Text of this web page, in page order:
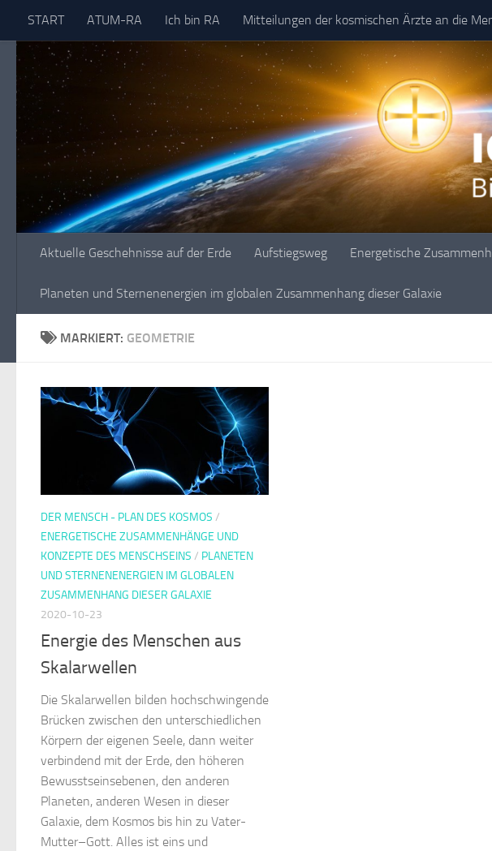
Skip to content
START ATUM-RA Ich bin RA Mitteilungen der kosmischen Ärzte an die
Aktuelle Geschehnisse auf der Erde Aufstiegsweg Energetische
Planeten und Sternenenergien im globalen Zusammenhang dieser Galaxie
MARKIERT: GEOMETRIE
DER MENSCH - PLAN DES KOSMOS /
ENERGETISCHE ZUSAMMENHÄNGE UND
KONZEPTE DES MENSCHSEINS / PLANETEN
UND STERNENENERGIEN IM GLOBALEN
ZUSAMMENHANG DIESER GALAXIE
2020-10-23
Energie des Menschen aus
Skalarwellen
Die Skalarwellen bilden hochschwingende
Brücken zwischen den unterschiedlichen
Körpern der eigenen Seele, dann weiter
verbindend mit der Erde, den höheren
Bewusstseinsebenen, den anderen
Planeten, anderen Wesen in dieser
Galaxie, dem Kosmos bis hin zu Vater-
Mutter–Gott. Alles ist eins und